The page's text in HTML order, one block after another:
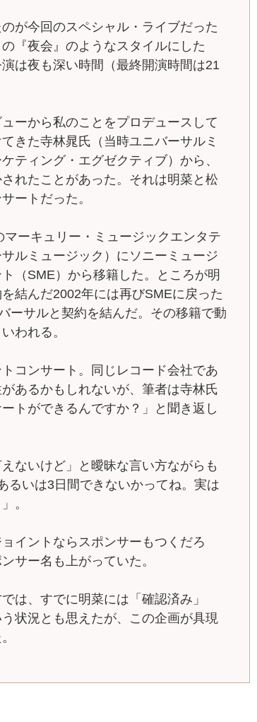
が今回のスペシャル・ライブだった
『夜会』のようなスタイルにした
は夜も深い時間（最終開演時間は21
ーから私のことをプロデュースして
きた寺林晁氏（当時ユニバーサルミ
ティング・エグゼクティブ）から、
れたことがあった。それは明菜と松
ートだった。
ーキュリー・ミュージックエンタテ
ルミュージック）にソニーミュージ
（SME）から移籍した。ところが明
結んだ2002年には再びSMEに戻った
ーサルと契約を結んだ。その移籍で動
われる。
コンサート。同じレコード会社であ
あるかもしれないが、筆者は寺林氏
トができるんですか？」と聞き返し
ないけど」と曖昧な言い方ながらも
るいは3日間できないかってね。実は
。
イントならスポンサーもつくだろ
サー名も上がっていた。
は、すでに明菜には「確認済み」
状況とも思えたが、この企画が具現